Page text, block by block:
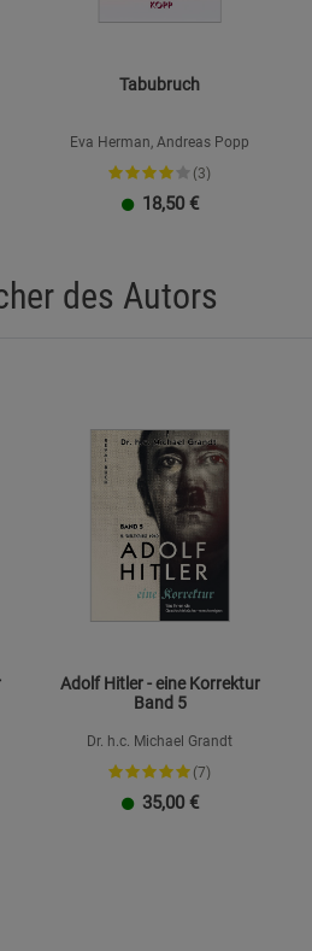
Tabubruch
Eva Herman, Andreas Popp
(3)
18,50 €
des Autors
Adolf Hitler - eine Korrektur
Band 5
Dr. h.c. Michael Grandt
(7)
35,00 €